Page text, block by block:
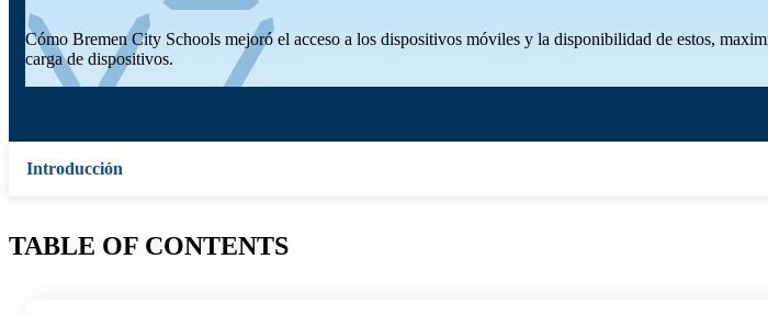
Cómo Bremen City Schools mejoró el acceso a los dispositivos móviles y la disponibilidad de estos,
carga de dispositivos.
Introducción
TABLE OF CONTENTS